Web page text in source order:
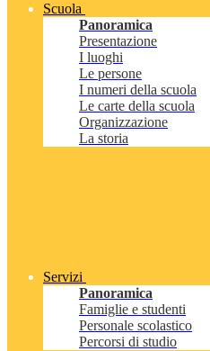
Scuola
Panoramica
Presentazione
I luoghi
Le persone
I numeri della scuola
Le carte della scuola
Organizzazione
La storia
Servizi
Panoramica
Famiglie e studenti
Personale scolastico
Percorsi di studio